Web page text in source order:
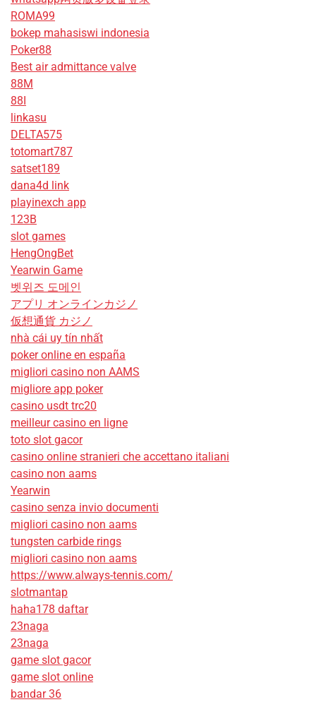
ROMA99
bokep mahasiswi indonesia
Poker88
Best air admittance valve
88M
88I
linkasu
DELTA575
totomart787
satset189
dana4d link
playinexch app
123B
slot games
HengOngBet
Yearwin Game
벳위즈 도메인
アプリ オンラインカジノ
仮想通貨 カジノ
nhà cái uy tín nhất
poker online en españa
migliori casino non AAMS
migliore app poker
casino usdt trc20
meilleur casino en ligne
toto slot gacor
casino online stranieri che accettano italiani
casino non aams
Yearwin
casino senza invio documenti
migliori casino non aams
tungsten carbide rings
migliori casino non aams
https://www.always-tennis.com/
slotmantap
haha178 daftar
23naga
23naga
game slot gacor
game slot online
bandar 36